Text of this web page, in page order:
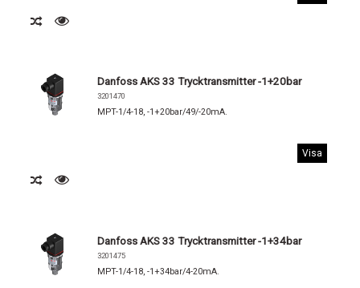
Danfoss AKS 33 Trycktransmitter -1+20bar
3201470
MPT-1/4-18, -1+20bar/49/-20mA.
Visa
Danfoss AKS 33 Trycktransmitter -1+34bar
3201475
MPT-1/4-18, -1+34bar/4-20mA.